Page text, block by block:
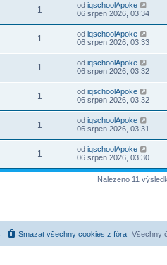
1 od iqschoolApoke
06 srpen 2026, 03:34
1 od iqschoolApoke
06 srpen 2026, 03:33
1 od iqschoolApoke
06 srpen 2026, 03:32
1 od iqschoolApoke
06 srpen 2026, 03:32
1 od iqschoolApoke
06 srpen 2026, 03:31
1 od iqschoolApoke
06 srpen 2026, 03:30
Nalezeno 11
Všechny
Smazat všechny cookies z fóra